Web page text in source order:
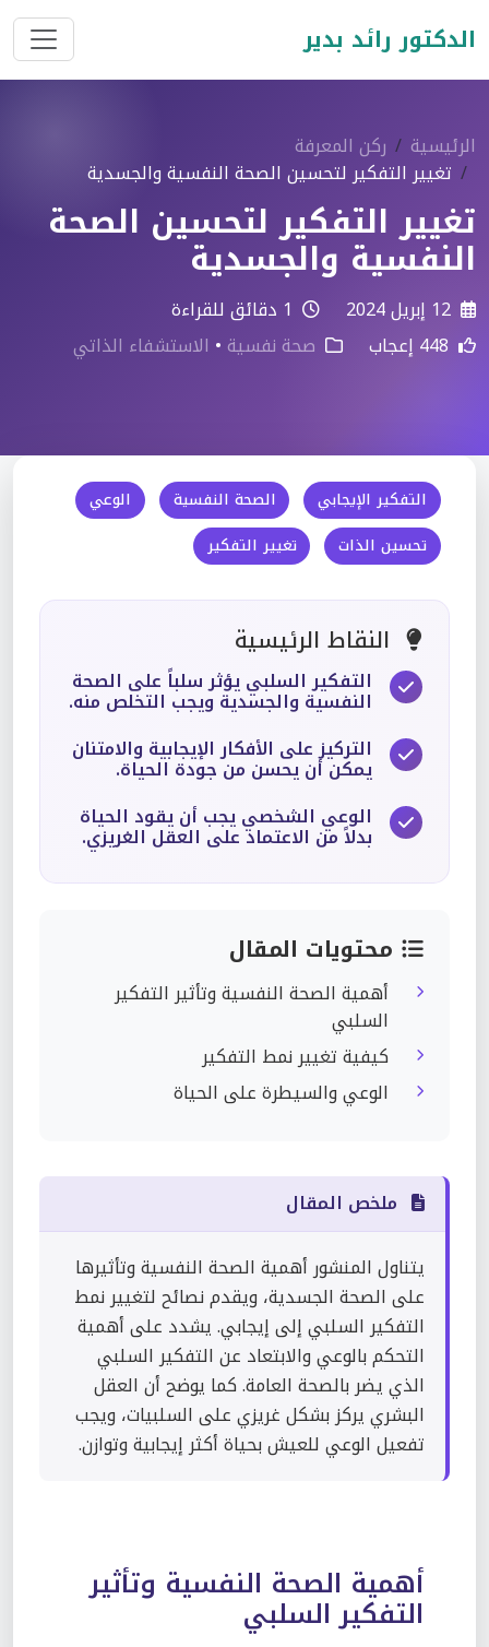
الدكتور رائد بدير
الرئيسية
ركن المعرفة
تغيير التفكير لتحسين الصحة النفسية والجسدية
تغيير التفكير لتحسين الصحة
النفسية والجسدية
صحة نفسية• الاستشفاء الذاتي
التفكير الإيجابي الصحة النفسية
الوعي
تحسين الذات
تغيير التفكير
النقاط الرئيسية
التفكير السلبي يؤثر سلباً على الصحة
النفسية والجسدية ويجب التخلص منه.
التركيز على الأفكار الإيجابية والامتنان
يمكن أن يحسن من جودة الحياة.
الوعي الشخصي يجب أن يقود الحياة
بدلاً من الاعتماد على العقل الغريزي.
محتويات المقال
أهمية الصحة النفسية وتأثير التفكير
السلبي
كيفية تغيير نمط التفكير
الوعي والسيطرة على الحياة
ملخص المقال
يتناول المنشور أهمية الصحة النفسية وتأثيرها
على الصحة الجسدية، ويقدم نصائح لتغيير نمط
التفكير السلبي إلى إيجابي. يشدد على أهمية
التحكم بالوعي والابتعاد عن التفكير السلبي
الذي يضر بالصحة العامة. كما يوضح أن العقل
البشري يركز بشكل غريزي على السلبيات، ويجب
تفعيل الوعي للعيش بحياة أكثر إيجابية وتوازن.
أهمية الصحة النفسية وتأثير
التفكير السلبي